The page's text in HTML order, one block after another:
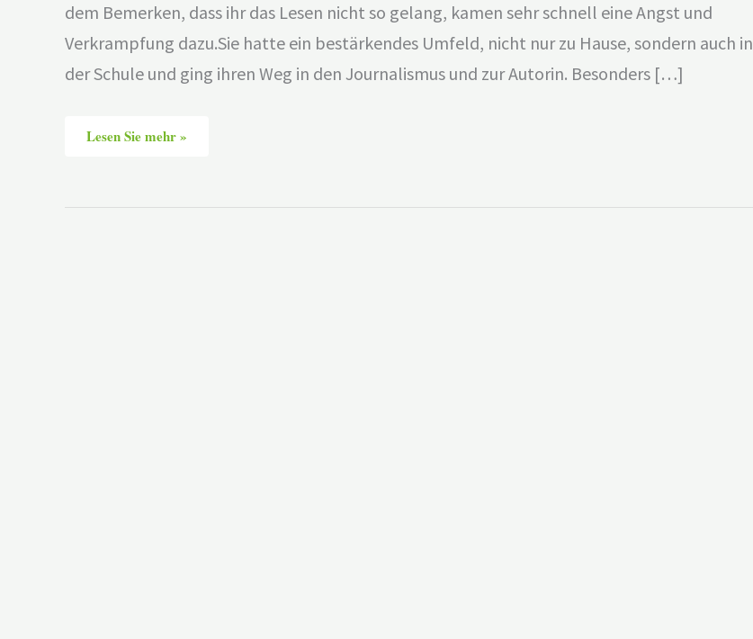
dem Bemerken, dass ihr das Lesen nicht so gelang, kamen sehr schnell eine Angst und
Verkrampfung dazu.Sie hatte ein bestärkendes Umfeld, nicht nur zu Hause, sondern auch in
der Schule und ging ihren Weg in den Journalismus und zur Autorin. Besonders […]
Lesen Sie mehr »